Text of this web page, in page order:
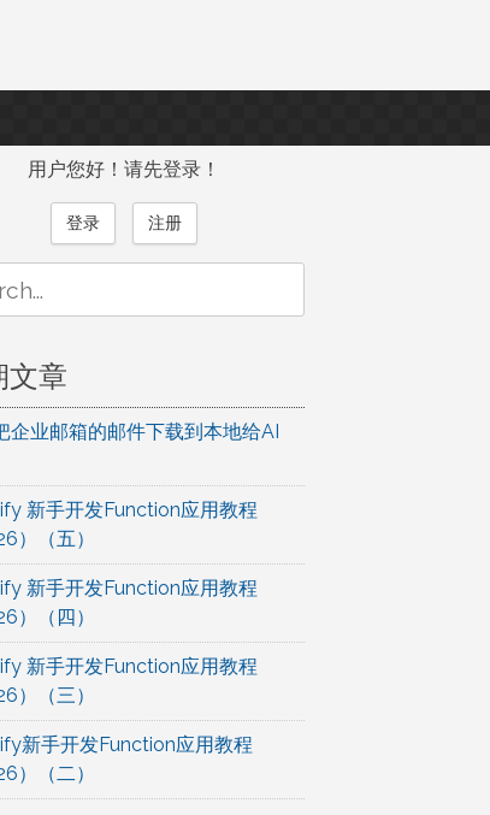
用户您好！请先登录！
登录 注册
文章
企业邮箱的邮件下载到本地给AI
新手开发Function应用教程
）（五）
新手开发Function应用教程
）（四）
新手开发Function应用教程
）（三）
新手开发Function应用教程
）（二）